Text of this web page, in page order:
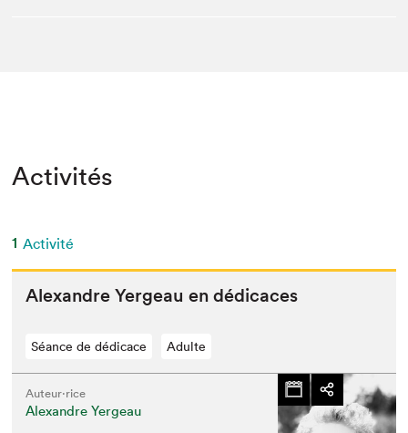
Activités
1 Activité
Alexan­dre Yergeau en dédicaces
Séance de dédicace Adulte
Auteur·rice
Alexandre Yergeau